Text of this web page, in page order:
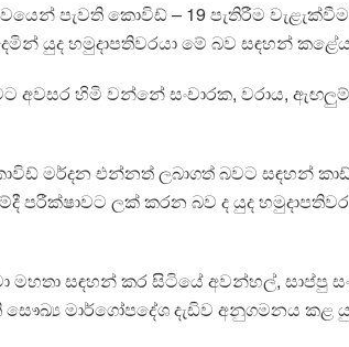
පැවති කොවිඩ් – 19 පැතිරීම
යුද හමුදාපතිවරයා මේ බව සඳහන්
අවසර හිමි වන්නේ සංචාරක, වරාය,
මර්දන එන්නත් ලබාගත් බවට සඳහන්
පරීක්ෂාවට ලක් කරන බව ද යුද
මහතා සඳහන් කර සිටියේ අවන්හල්, සාප්පු
සෞඛ්‍ය මාර්ගෝපදේශ දැඩිව අනුගමනය කළ